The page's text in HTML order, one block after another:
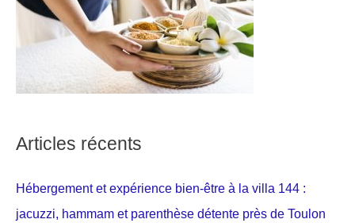
Articles récents
Hébergement et expérience bien-être à la villa 144 :
jacuzzi, hammam et parenthèse détente près de Toulon